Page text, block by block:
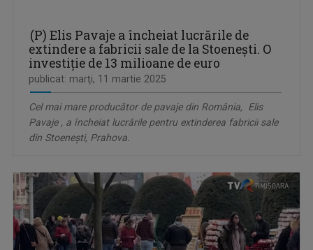
(P) Elis Pavaje a încheiat lucrările de
extindere a fabricii sale de la Stoenești. O
investiție de 13 milioane de euro
publicat: marţi, 11 martie 2025
Cel mai mare producător de pavaje din România, Elis
Pavaje , a încheiat lucrările pentru extinderea fabricii sale
din Stoenești, Prahova.